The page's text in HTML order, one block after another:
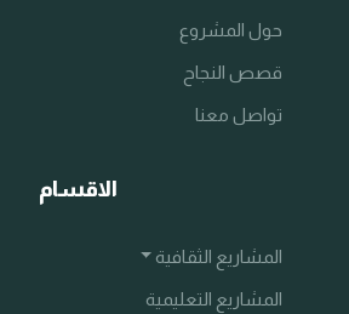
حول المشروع
قصص النجاح
تواصل معنا
الاقسام
المشاريع الثقافية
المشاريع التعليمية